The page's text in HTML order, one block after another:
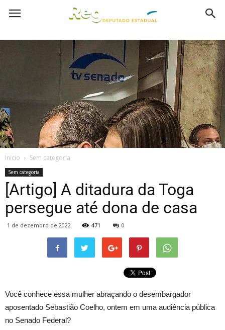
Inicio Sem categoria
Sem categoria
[Artigo] A ditadura da Toga
persegue até dona de casa
1 de dezembro de 2022 471 0
Você conhece essa mulher abraçando o desembargador
aposentado Sebastião Coelho, ontem em uma audiência pública
no Senado Federal?